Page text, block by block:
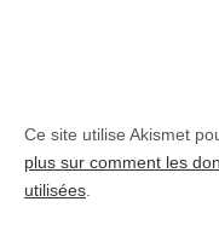
Ce site utilise Akismet
plus sur comment les
utilisées